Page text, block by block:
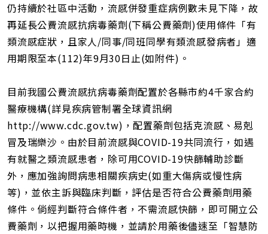
仍持續於社區中活動，流感併發重症病例數未見下降，故
再延長公費流感抗病毒藥劑(下稱公費藥劑)使用條件「有
類流感症狀，且家人/同事/同班同學有類流感發病者」適
用期限至本(112)年9月30日止(如附件)。
目前我國公費流感抗病毒藥劑配置於各縣市約4千家合約
醫療機構(詳見疾病管制署全球資訊網
http://www.cdc.gov.tw)，配置藥劑包括克流感、易剋
冒及瑞樂沙。由於目前流感與COVID-19共同流行，如遇
有就醫之類流感患者，除可用COVID-19快篩輔助診斷
外，應加強詢問病患相關疾病史(如重大傷病或慢性病
等)，並依主訴與臨床判斷，評估是否符合公費藥劑用藥
條件。倘經判斷符合條件者，不需流感快篩，即可開立公
費藥劑，以把握用藥時機，並請於用藥後儘速至「智慧防